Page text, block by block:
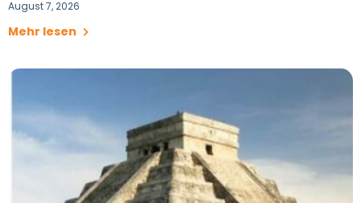
August 7, 2026
Mehr lesen